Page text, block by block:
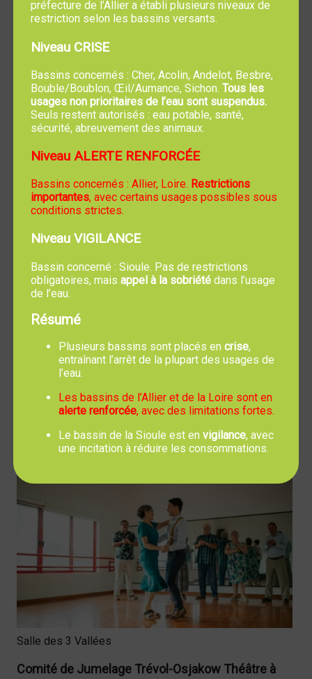
Comité de Jumelage Trévol-Osjakow Assemblée
générale à 19h
Le 20 Février 2026
Salle du Four à Chaux
C.C.A.S. Atelier "Bougez-Dansez" de 14h à 17h
Salle des 3 Vallées
Comité de Jumelage Trévol-Osjakow Théâtre à
préfecture de l’Allier a établi plusieurs niveaux de
restriction selon les bassins versants.
Niveau CRISE
Bassins concernés : Cher, Acolin, Andelot, Besbre,
Bouble/Boublon, Œil/Aumance, Sichon. Tous les
usages non prioritaires de l’eau sont suspendus.
Seuls restent autorisés : eau potable, santé,
sécurité, abreuvement des animaux.
Niveau ALERTE RENFORCÉE
Bassins concernés : Allier, Loire. Restrictions
importantes, avec certains usages possibles sous
conditions strictes.
Niveau VIGILANCE
Bassin concerné : Sioule. Pas de restrictions
obligatoires, mais appel à la sobriétédans l’usage
de l’eau.
Résumé
Plusieurs bassins sont placés en crise,
entraînant l’arrêt de la plupart des usages de
l’eau.
Les bassins de l’Allier et de la Loire sont en
alerte renforcée, avec des limitations fortes.
Le bassin de la Sioule est en vigilance, avec
une incitation à réduire les consommations.